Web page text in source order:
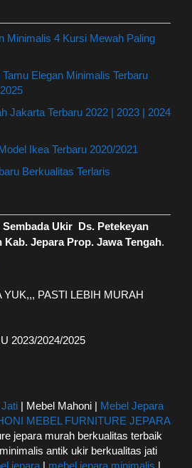
Minimalis 4 Kursi Mewah Paling
Elegan Minimalis Terbaru
Jakarta Terbaru 2022 | 2023 | 2024
Ikea Terbaru 2020/2021
Berkualitas Terlaris
Ukir Ds. Petekeyan
Kab. Jepara Prop. Jawa Tengah.
YUK,,, PASTI LEBIH MURAH
2023/2024/2025
| Mebel Mahoni | Mebel Jepara
MEBEL FURNITURE JEPARA
jepara murah berkualitas terbaik
antik ukir berkualitas jati
jepara| mebel jepara minimalis |